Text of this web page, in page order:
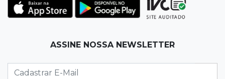
MS chega a 25 cachaças registradas e amplia
número de produtores em 67%
Fraude eletrônica
três transferências misteriosas
ASSINE NOSSA NEWSLETTER